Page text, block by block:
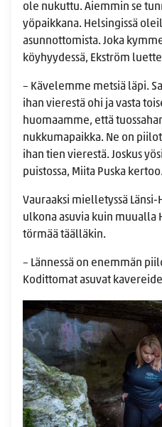
ole nukuttu. Aiemmin se
yöpaikkana. Helsingissä
asunnottomista. Joka
köyhyydessä, Ekström
– Kävelemme metsiä läpi.
ihan vierestä ohi ja vasta
huomaamme, että
nukkumapaikka. Ne on
ihan tien vierestä. Joskus
puistossa, Miita Puska kertoo.
Vauraaksi mielletyssä
ulkona asuvia kuin muualla
törmää täälläkin.
– Lännessä on enemmän
Kodittomat asuvat